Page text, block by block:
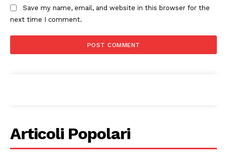
Save my name, email, and website in this browser for the
next time I comment.
Articoli Popolari